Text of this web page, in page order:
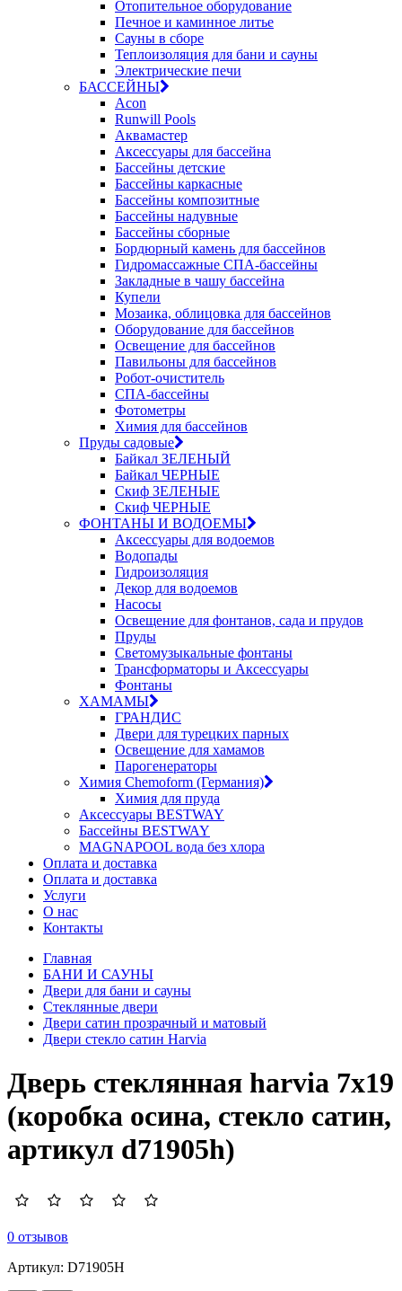
Отопительное оборудование
Печное и каминное литье
Сауны в сборе
Теплоизоляция для бани и сауны
Электрические печи
БАССЕЙНЫ
Acon
Runwill Pools
Аквамастер
Аксессуары для бассейна
Бассейны детские
Бассейны каркасные
Бассейны композитные
Бассейны надувные
Бассейны сборные
Бордюрный камень для бассейнов
Гидромассажные СПА-бассейны
Закладные в чашу бассейна
Купели
Мозаика, облицовка для бассейнов
Оборудование для бассейнов
Освещение для бассейнов
Павильоны для бассейнов
Робот-очиститель
СПА-бассейны
Фотометры
Химия для бассейнов
Пруды садовые
Байкал ЗЕЛЕНЫЙ
Байкал ЧЕРНЫЕ
Скиф ЗЕЛЕНЫЕ
Скиф ЧЕРНЫЕ
ФОНТАНЫ И ВОДОЕМЫ
Аксессуары для водоемов
Водопады
Гидроизоляция
Декор для водоемов
Насосы
Освещение для фонтанов, сада и прудов
Пруды
Светомузыкальные фонтаны
Трансформаторы и Аксессуары
Фонтаны
ХАМАМЫ
ГРАНДИС
Двери для турецких парных
Освещение для хамамов
Парогенераторы
Химия Chemoform (Германия)
Химия для пруда
Аксессуары BESTWAY
Бассейны BESTWAY
MAGNAPOOL вода без хлора
Оплата и доставка
Оплата и доставка
Услуги
О нас
Контакты
Главная
БАНИ И САУНЫ
Двери для бани и сауны
Стеклянные двери
Двери сатин прозрачный и матовый
Двери стекло сатин Harvia
Дверь стеклянная harvia 7х19
(коробка осина, стекло сатин,
артикул d71905h)
0 отзывов
Артикул: D71905H